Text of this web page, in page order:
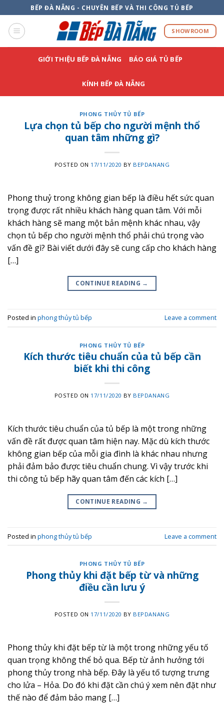
to
content
BẾP ĐÀ NẴNG - CHUYÊN BẾP VÀ THI CÔNG TỦ BẾP
SHOWROOM
GIỚI THIỆU BẾP ĐÀ NẴNG BÁO GIÁ TỦ BẾP
KÍNH BẾP ĐÀ NẴNG
PHONG THỦY TỦ BẾP
Lựa chọn tủ bếp cho người mệnh thổ
quan tâm những gì?
POSTED ON 17/11/2020 BY BEPDANANG
Phong thuỷ trong không gian bếp là điều hết sức quan
trọng được rất nhiều khách hàng quan tâm. Với mỗi
khách hàng sẽ mang một bản mệnh khác nhau, vậy
chọn tủ bếp cho người mệnh thổ phải chú trọng vào
vấn đề gì? Bài viết dưới đây sẽ cung cấp cho khách hàng
[…]
CONTINUE READING →
Posted in phong thủy tủ bếp Leave a comment
PHONG THỦY TỦ BẾP
Kích thước tiêu chuẩn của tủ bếp cần
biết khi thi công
POSTED ON 17/11/2020 BY BEPDANANG
Kích thước tiêu chuẩn của tủ bếp là một trong những
vấn đề rất được quan tâm hiện nay. Mặc dù kích thước
không gian bếp của mỗi gia đình là khác nhau nhưng
phải đảm bảo được tiêu chuẩn chung. Vì vậy trước khi
thi công tủ bếp hãy quan tâm đến các kích […]
CONTINUE READING →
Posted in phong thủy tủ bếp Leave a comment
PHONG THỦY TỦ BẾP
Phong thủy khi đặt bếp từ và những
điều cần lưu ý
POSTED ON 17/11/2020 BY BEPDANANG
Phong thủy khi đặt bếp từ là một trong những yếu tố
quan trọng không thể bỏ qua. Bếp từ ảnh hưởng tới
phong thủy trong nhà bếp. Đây là yếu tố tượng trưng
cho lửa – Hỏa. Do đó khi đặt cần chú ý xem nên đặt như
thế nào để đảm bảo mang […]